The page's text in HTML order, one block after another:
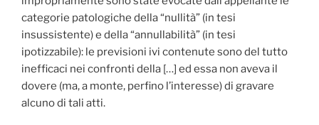
categorie patologiche della “nullità” (in tesi
insussistente) e della “annullabilità” (in tesi
ipotizzabile): le previsioni ivi contenute sono del tutto
inefficaci nei confronti della […] ed essa non aveva il
dovere (ma, a monte, perfino l’interesse) di gravare
alcuno di tali atti.